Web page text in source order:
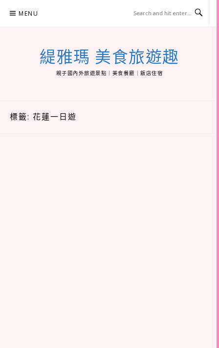
MENU
緹雅瑪 美食旅遊趣
親子國內外旅遊景點｜美食餐廳｜飯店住宿
標籤: 花蓮一日遊